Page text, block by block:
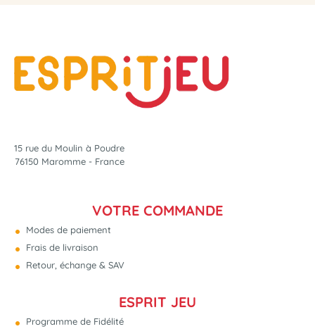
15 rue du Moulin à Poudre
76150 Maromme - France
VOTRE COMMANDE
Modes de paiement
Frais de livraison
Retour, échange & SAV
ESPRIT JEU
Programme de Fidélité